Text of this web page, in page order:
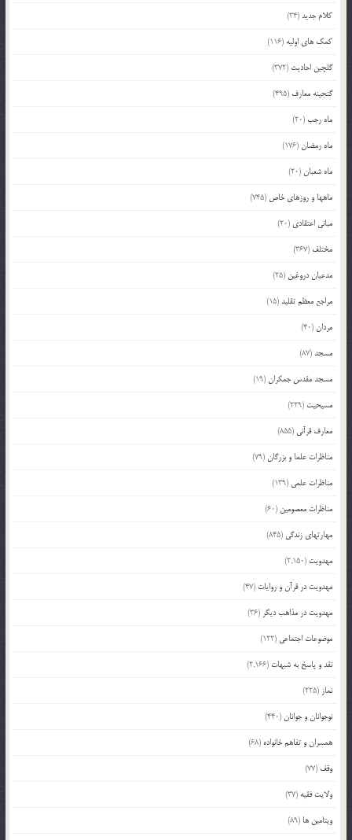
کلام جدید(34)
کمک های اولیه (116)
گلچین احادیث (372)
گنجینه معارف (495)
ماه رجب(20)
ماه رمضان(176)
ماه شعبان(20)
ماهها و روزهای خاص (745)
مبانی اعتقادی (20)
مختلف (367)
مدعیان دروغین (25)
مراجع معظم تقلید(15)
مردان(40)
مسجد(87)
مسجد مقدس جمکران(19)
مسیحیت (229)
معارف قرآنی (855)
مناظرات علما و بزرگان(79)
مناظرات علمی (139)
مناظرات معصومین (60)
مهارتهای زندگی (845)
مهدویت (2,150)
مهدویت در قرآن و روایات (47)
مهدویت در مذاهب دیگر (36)
موضوعات اجتماعی (122)
نقد و پاسخ به شبهات (2,166)
نماز (225)
نوجوانان و جوانان(440)
همسران و تفاهم خانواده (68)
وقف (77)
ولایت فقیه (37)
ویتامین ها (89)